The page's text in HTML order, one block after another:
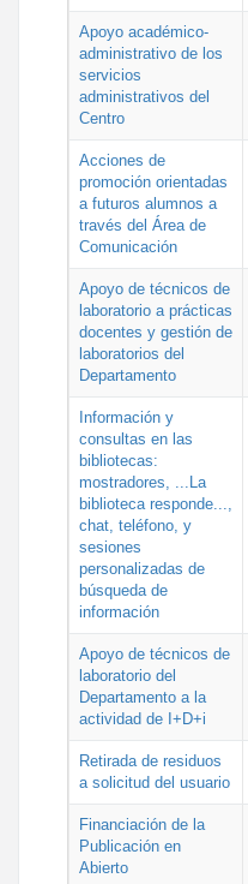
Apoyo académico-
administrativo de los
servicios
administrativos del
Centro
Acciones de
promoción orientadas
a futuros alumnos a
través del Área de
Comunicación
Apoyo de técnicos de
laboratorio a prácticas
docentes y gestión de
laboratorios del
Departamento
Información y
consultas en las
bibliotecas:
mostradores, ...La
biblioteca responde...,
chat, teléfono, y
sesiones
personalizadas de
búsqueda de
información
Apoyo de técnicos de
laboratorio del
Departamento a la
actividad de I+D+i
Retirada de residuos
a solicitud del usuario
Financiación de la
Publicación en
Abierto